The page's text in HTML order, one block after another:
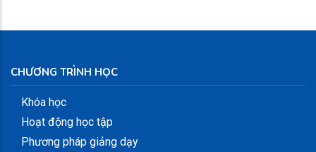
CHƯƠNG TRÌNH HỌC
Khóa học
Hoạt động học tập
Phương pháp giảng dạy